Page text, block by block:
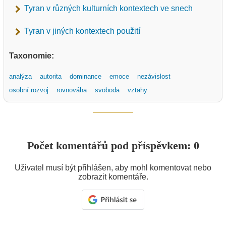
Tyran v různých kulturních kontextech ve snech
Tyran v jiných kontextech použití
Taxonomie:
analýza autorita dominance emoce
nezávislost
osobní rozvoj
rovnováha svoboda vztahy
Počet komentářů pod příspěvkem: 0
Uživatel musí být přihlášen, aby mohl komentovat nebo
zobrazit komentáře.